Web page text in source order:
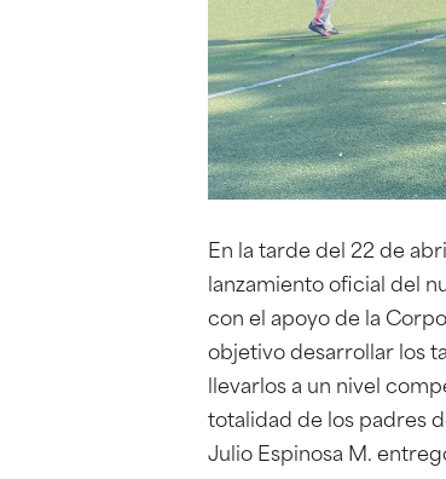
En la tarde del 22 de
lanzamiento oficial del
con el apoyo de la
objetivo desarrollar los
llevarlos a un nivel
totalidad de los padres
Julio Espinosa M.